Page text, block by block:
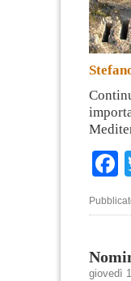
giovedì